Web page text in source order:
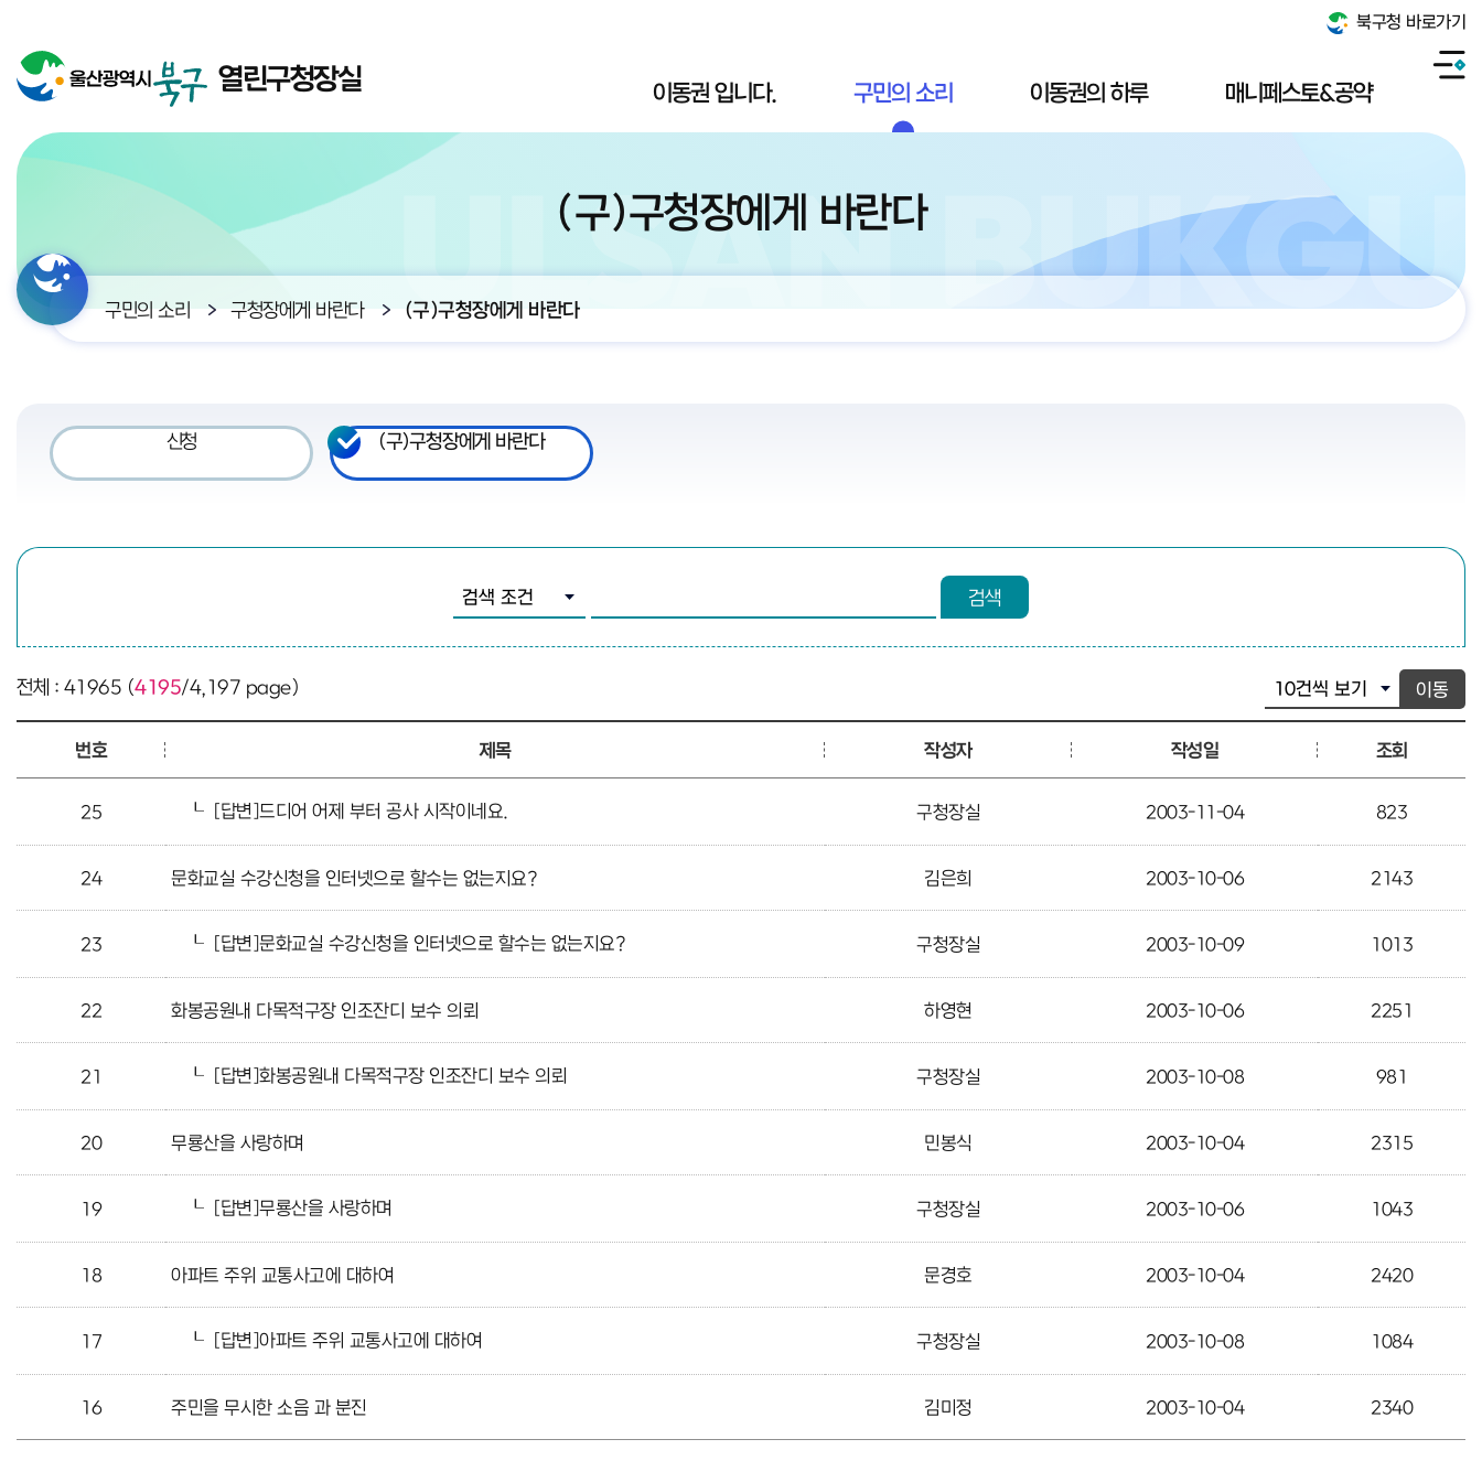
북구청 바로가기
열린구청장실 이동권 입니다. 구민의 소리 이동권의 하루 매니페스토&공약
(구)구청장에게 바란다
구민의 소리 구청장에게 바란다 (구)구청장에게 바란다
신청 (구)구청장에게 바란다
검색조건 선택 검색
이동
전체 : 41965 (4195/4,197 page)
번호 제목 작성자 작성일 조회
25 ┖ [답변]드디어 어제 부터 공사 시작이네요. 구청장실 2003-11-04 823
24 문화교실 수강신청을 인터넷으로 할수는 없는지요? 김은희 2003-10-06 2143
23 ┖ [답변]문화교실 수강신청을 인터넷으로 할수는 없는지요? 구청장실 2003-10-09 1013
22 화봉공원내 다목적구장 인조잔디 보수 의뢰 하영현 2003-10-06 2251
21 ┖ [답변]화봉공원내 다목적구장 인조잔디 보수 의뢰 구청장실 2003-10-08 981
20 무룡산을 사랑하며 민봉식 2003-10-04 2315
19 ┖ [답변]무룡산을 사랑하며 구청장실 2003-10-06 1043
18 아파트 주위 교통사고에 대하여 문경호 2003-10-04 2420
17 ┖ [답변]아파트 주위 교통사고에 대하여 구청장실 2003-10-08 1084
16 주민을 무시한 소음 과 분진 김미정 2003-10-04 2340